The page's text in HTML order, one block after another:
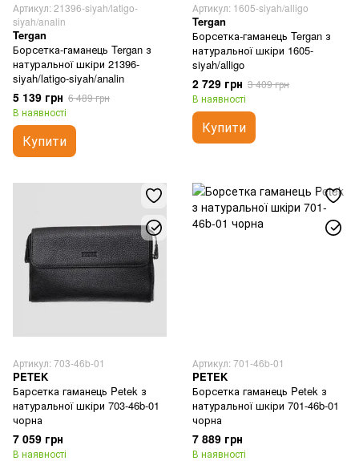
Артикул: 21396-siyah/latigo-
siyah/analin
Tergan
Борсетка-гаманець Tergan з
натуральної шкіри 21396-
siyah/latigo-siyah/analin
5 139 грн 6 489 грн
В наявності
Купити
Артикул: 1605-siyah/alligo
Tergan
Борсетка-гаманець Tergan з
натуральної шкіри 1605-
siyah/alligo
2 729 грн 3 409 грн
В наявності
Купити
Артикул: 703-46b-01
PETEK
Барсетка гаманець Petek з
натуральної шкіри 703-46b-01
чорна
7 059 грн
В наявності
Артикул: 701-46b-01
PETEK
Борсетка гаманець Petek з
натуральної шкіри 701-46b-01
чорна
7 889 грн
В наявності